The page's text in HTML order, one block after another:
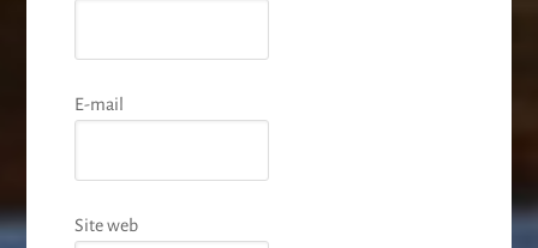
E-mail
Site web